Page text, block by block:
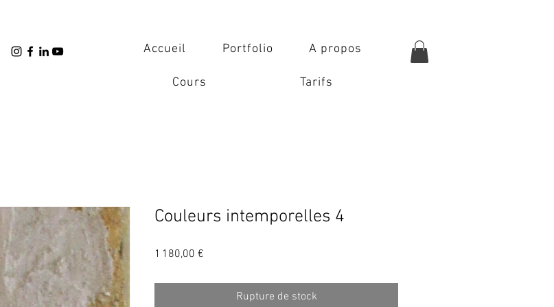
Accueil Portfolio A propos
Cours Tarifs
Couleurs intemporelles 4
1 180,00 €
Rupture de stock